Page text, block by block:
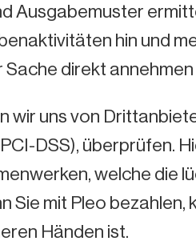
Ausgabemuster
hin und
Sache direkt annehmen
wir uns von
DSS), überprüfen.
welche die
Sie mit Pleo
Händen ist.